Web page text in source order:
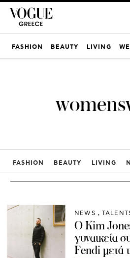
FASHION BEAUTY LIVING
FASHION BEAUTY LIVING
NEWS
O Kim
γυναικεία
Fendi μετά